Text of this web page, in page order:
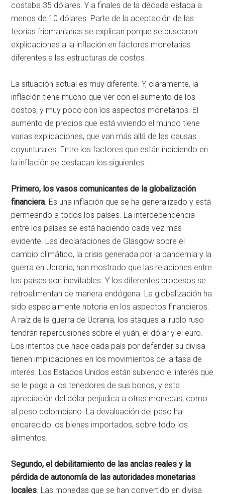
costaba 35 dólares. Y a finales de la década estaba a
menos de 10 dólares. Parte de la aceptación de las
teorías fridmanianas se explican porque se buscaron
explicaciones a la inflación en factores monetarias
diferentes a las estructuras de costos.
La situación actual es muy diferente. Y, claramente, la
inflación tiene mucho que ver con el aumento de los
costos, y muy poco con los aspectos monetarios. El
aumento de precios que está viviendo el mundo tiene
varias explicaciones, que van más allá de las causas
coyunturales. Entre los factores que están incidiendo en
la inflación se destacan los siguientes.
Primero, los vasos comunicantes de la globalización
financiera. Es una inflación que se ha generalizado y está
permeando a todos los países. La interdependencia
entre los países se está haciendo cada vez más
evidente. Las declaraciones de Glasgow sobre el
cambio climático, la crisis generada por la pandemia y la
guerra en Ucrania, han mostrado que las relaciones entre
los países son inevitables. Y los diferentes procesos se
retroalimentan de manera endógena. La globalización ha
sido especialmente notoria en los aspectos financieros.
A raíz de la guerra de Ucrania, los ataques al rublo ruso
tendrán repercusiones sobre el yuán, el dólar y el euro.
Los intentos que hace cada país por defender su divisa
tienen implicaciones en los movimientos de la tasa de
interés. Los Estados Unidos están subiendo el interés que
se le paga a los tenedores de sus bonos, y esta
apreciación del dólar perjudica a otras monedas, como
al peso colombiano. La devaluación del peso ha
encarecido los bienes importados, sobre todo los
alimentos.
Segundo, el debilitamiento de las anclas reales y la
pérdida de autonomía de las autoridades monetarias
locales. Las monedas que se han convertido en divisa